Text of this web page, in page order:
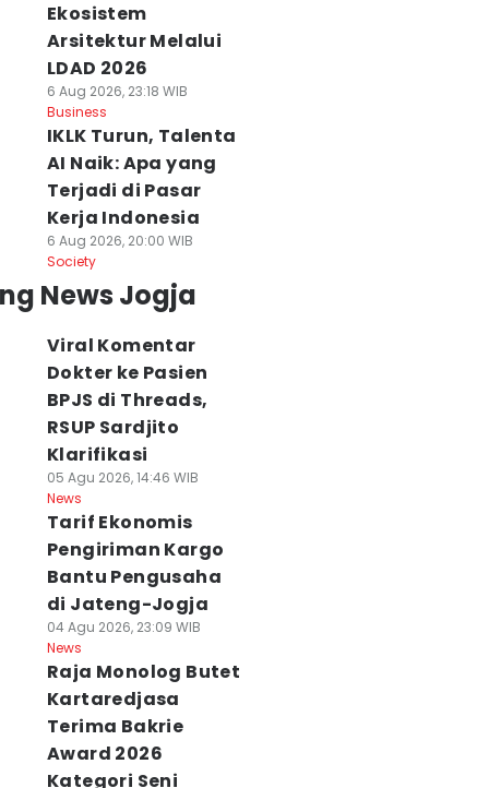
Unik
di JEC,
Matcha
Eksplorasi
Agu 2026, 15:54 WIB
Viral Komentar
Medsos, Sardjito
Dokter PPDS
06 Agu 2026, 14:14 WIB
Ekosistem
Arsitektur Melalui
LDAD 2026
6 Aug 2026, 23:18 WIB
Business
IKLK Turun, Talenta
AI Naik: Apa yang
Terjadi di Pasar
Kerja Indonesia
6 Aug 2026, 20:00 WIB
Society
News Jogja
Viral Komentar
Dokter ke Pasien
BPJS di Threads,
RSUP Sardjito
Klarifikasi
05 Agu 2026, 14:46 WIB
News
Tarif Ekonomis
Pengiriman Kargo
Bantu Pengusaha
di Jateng-Jogja
04 Agu 2026, 23:09 WIB
News
Raja Monolog Butet
Kartaredjasa
Terima Bakrie
Award 2026
Kategori Seni